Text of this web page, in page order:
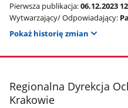
Pierwsza publikacja:06.12.2023
Wytwarzający/ Odpowiadający:
Pokaż historię zmian
stopka
Regionalna Dyrekcja
Krakowie